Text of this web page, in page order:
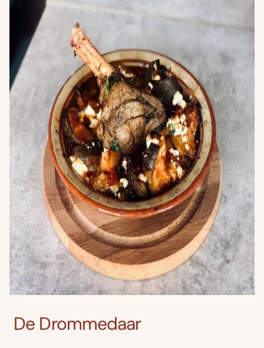
De Drommedaar